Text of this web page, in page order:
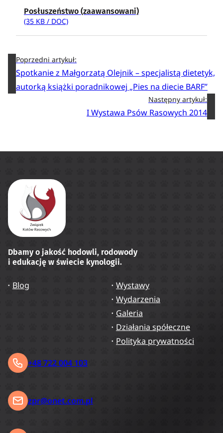
Posłuszeństwo (zaawansowani)
(35 KB / DOC)
Poprzedni artykuł:
Spotkanie z Małgorzatą Olejnik – specjalistą dietetyk,
autorką książki poradnikowej „Pies na diecie BARF”
Następny artykuł:
I Wystawa Psów Rasowych 2014
Dbamy o jakość hodowli, rodowody
i edukację w świecie kynologii.
Blog
Wystawy
Wydarzenia
Galeria
Działania spółeczne
Polityka prywatności
+48 722 004 103
zpr@onet.com.pl